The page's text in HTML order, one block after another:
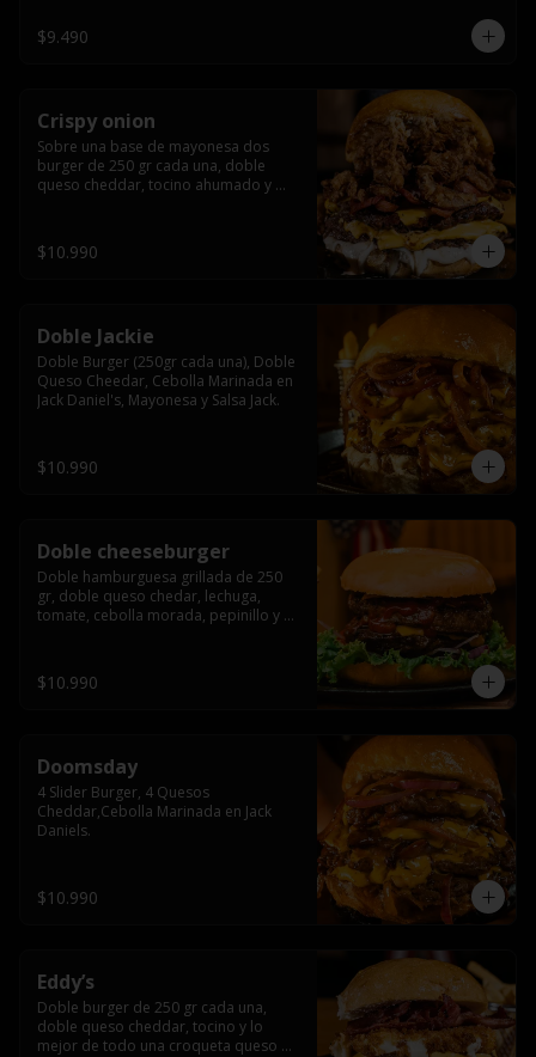
$9.490
Crispy onion
Sobre una base de mayonesa dos
burger de 250 gr cada una, doble
queso cheddar, tocino ahumado y
$10.990
Doble Jackie
Doble Burger (250gr cada una), Doble
Queso Cheedar, Cebolla Marinada en
Jack Daniel's, Mayonesa y Salsa Jack.
$10.990
Doble cheeseburger
Doble hamburguesa grillada de 250
gr, doble queso chedar, lechuga,
tomate, cebolla morada, pepinillo y
$10.990
Doomsday
4 Slider Burger, 4 Quesos
Cheddar,Cebolla Marinada en Jack
Daniels.
$10.990
Eddy’s
Doble burger de 250 gr cada una,
doble queso cheddar, tocino y lo
mejor de todo una croqueta queso